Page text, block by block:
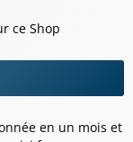
ce Shop
en un mois et